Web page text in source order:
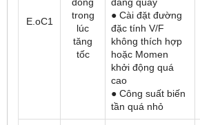
E.oC1
trong
lúc
tăng
tốc
● Cài đặt đường
đặc tính V/F
không thích hợp
hoặc Momen
khởi động quá
cao
● Công suất biến
tần quá nhỏ